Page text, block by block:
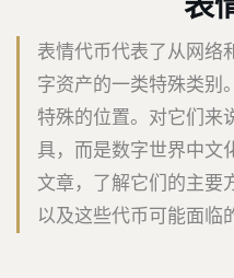
表情代币代表了从网络
字资产的一类特殊类别
特殊的位置。对它们来
具，而是数字世界中文
文章，了解它们的主要
以及这些代币可能面临